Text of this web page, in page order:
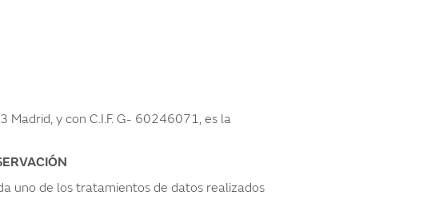
Madrid, y con C.I.F. G- 60246071, es la
uno de los tratamientos de datos realizados